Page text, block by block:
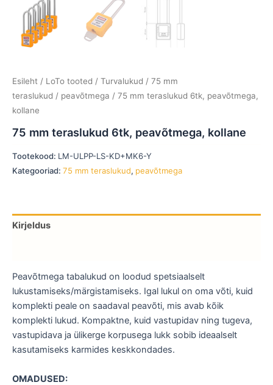
Esileht / LoTo tooted / Turvalukud / 75 mm
teraslukud / peavõtmega / 75 mm teraslukud 6tk, peavõtmega,
kollane
75 mm teraslukud 6tk, peavõtmega, kollane
Tootekood: LM-ULPP-LS-KD+MK6-Y
Kategooriad: 75 mm teraslukud, peavõtmega
Kirjeldus
Peavõtmega tabalukud on loodud spetsiaalselt
lukustamiseks/märgistamiseks. Igal lukul on oma võti, kuid
komplekti peale on saadaval peavõti, mis avab kõik
komplekti lukud. Kompaktne, kuid vastupidav ning tugeva,
vastupidava ja ülikerge korpusega lukk sobib ideaalselt
kasutamiseks karmides keskkondades.
OMADUSED: